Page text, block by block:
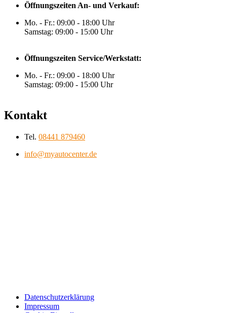
Öffnungszeiten An- und Verkauf:
Mo. - Fr.: 09:00 - 18:00 Uhr
Samstag: 09:00 - 15:00 Uhr
Öffnungszeiten Service/Werkstatt:
Mo. - Fr.: 09:00 - 18:00 Uhr
Samstag: 09:00 - 15:00 Uhr
Kontakt
Tel. 08441 879460
info@myautocenter.de
Datenschutzerklärung
Impressum